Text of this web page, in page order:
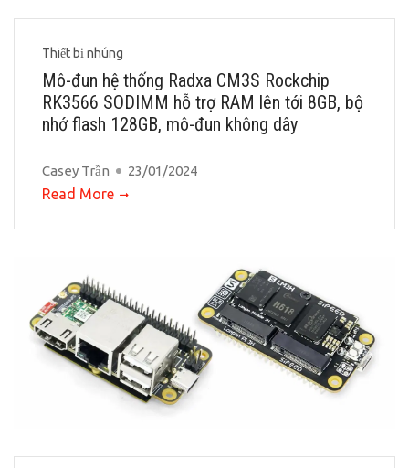
Thiết bị nhúng
Mô-đun hệ thống Radxa CM3S Rockchip
RK3566 SODIMM hỗ trợ RAM lên tới 8GB, bộ
nhớ flash 128GB, mô-đun không dây
Casey Trần 23/01/2024
Read More